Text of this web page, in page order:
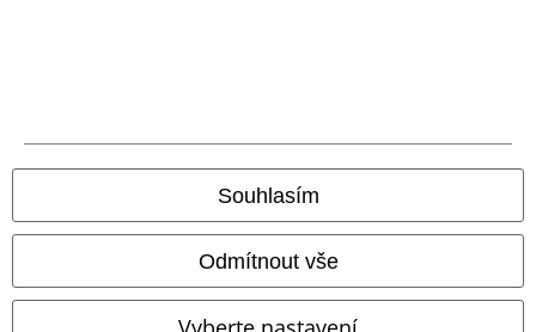
Souhlasím
Odmítnout vše
Odstoupení od smlouvy
Všechny ceny jsou včetně DPH, bezpoštovného a balného
© 1986-2026 EMP Merchandising